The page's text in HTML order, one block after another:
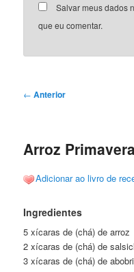
Salvar meus dados
que eu comentar.
Navegação
← Anterior
Arroz
Adicionar ao livro de
Ingredientes
5 xícaras de (chá) de arroz
2 xícaras de (chá) de
3 xícaras de (chá) de